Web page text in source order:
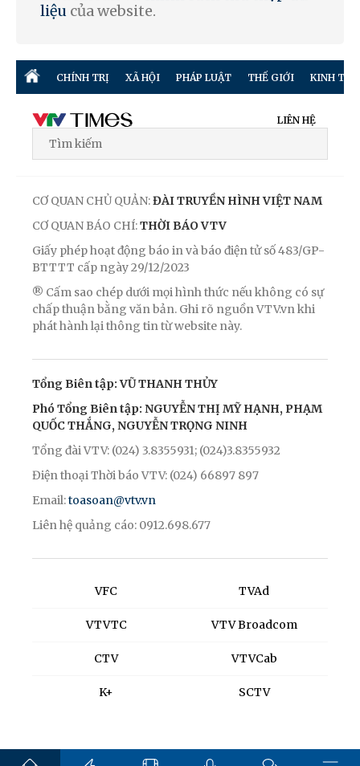
liệu của website.
CHÍNH TRỊ XÃ HỘI PHÁP LUẬT THẾ GIỚI KINH TẾ
LIÊN HỆ
CƠ QUAN CHỦ QUẢN:ĐÀI TRUYỀN HÌNH VIỆT NAM
CƠ QUAN BÁO CHÍ:THỜI BÁO VTV
Giấy phép hoạt động báo in và báo điện tử số 483/GP-
BTTTT cấp ngày 29/12/2023
® Cấm sao chép dưới mọi hình thức nếu không có sự
chấp thuận bằng văn bản. Ghi rõ nguồn VTV.vn khi
phát hành lại thông tin từ website này.
Tổng Biên tập: VŨ THANH THỦY
Phó Tổng Biên tập: NGUYỄN THỊ MỸ HẠNH, PHẠM
QUỐC THẮNG, NGUYỄN TRỌNG NINH
Tổng đài VTV: (024) 3.8355931; (024)3.8355932
Điện thoại Thời báo VTV: (024) 66897 897
Email:toasoan@vtv.vn
Liên hệ quảng cáo: 0912.698.677
VFC
VTVTC
CTV
K+
TVAd
VTV Broadcom
VTVCab
SCTV